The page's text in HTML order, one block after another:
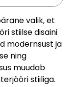
valik, et
stiilse disaini
modernsust ja
ning
muudab
stiiliga.